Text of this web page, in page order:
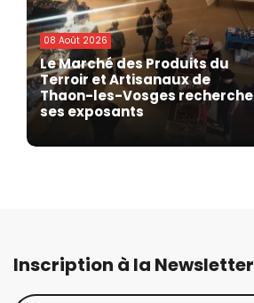
08 Août 2026
Le Marché des Produits du
Terroir et Artisanaux de
Thaon-les-Vosges recherche
ses exposants
Inscription à la Newsletter